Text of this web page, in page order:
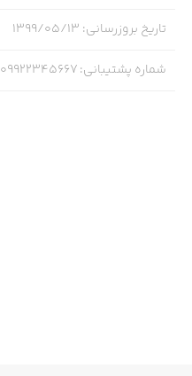
تاریخ بروزرسانی: ۱۳۹۹/۰۵/۱۳
شماره پشتیبانی:
09922345667